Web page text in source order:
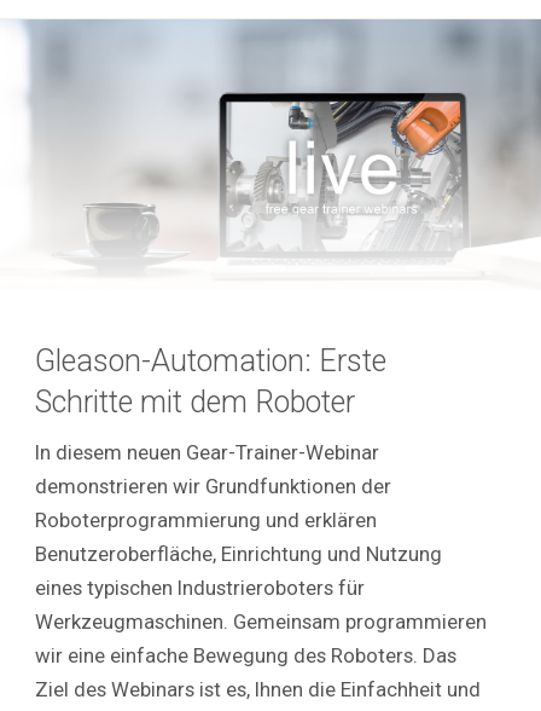
Gleason-Automation: Erste
Schritte mit dem Roboter
In diesem neuen Gear-Trainer-Webinar
demonstrieren wir Grundfunktionen der
Roboterprogrammierung und erklären
Benutzeroberfläche, Einrichtung und Nutzung
eines typischen Industrieroboters für
Werkzeugmaschinen. Gemeinsam programmieren
wir eine einfache Bewegung des Roboters. Das
Ziel des Webinars ist es, Ihnen die Einfachheit und